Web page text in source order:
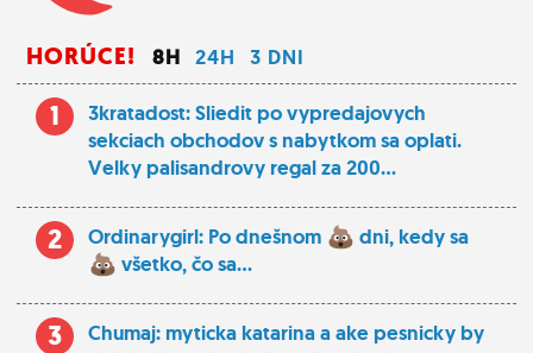
HORÚCE! 8H 24H 3 DNI
1
3kratadost: Sliedit po vypredajovych
sekciach obchodov s nabytkom sa oplati.
Velky palisandrovy regal za 200...
2 Ordinarygirl: Po dnešnom
dni, kedy sa
všetko, čo sa...
3
Chumaj: myticka katarina a ake pesnicky by